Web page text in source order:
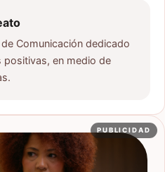
Comunicación dedicado
positivas, en medio de
PUBLICIDAD